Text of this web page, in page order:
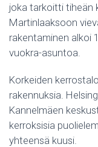
joka tarkoitti tiheän
Martinlaaksoon
rakentaminen alkoi
vuokra-asuntoa.
Korkeiden
rakennuksia.
Kannelmäen
kerroksisia
yhteensä kuusi.